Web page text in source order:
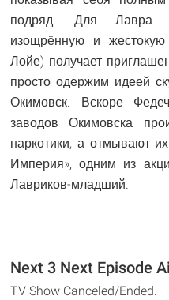
подряд. Для Лавра
изощрённую и
Лойе) получает
просто одержим идеей
Окимовск. Вскоре
заводов Окимовска
наркотики, а отмывают
Империя», одним из
Лавриков-младший.
Next 3 Next Episode
TV Show Canceled/Ended.